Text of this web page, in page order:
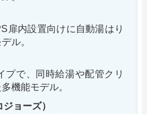
扉内設置向けに自動湯はり
ル。
プで、同時給湯や配管クリ
機能モデル。
ョーズ）